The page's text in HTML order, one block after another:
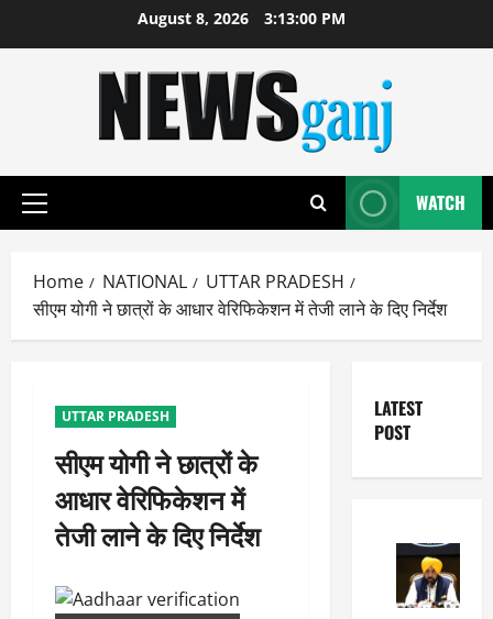
August 8, 2026 3:13:01 PM
Primary
WATCH
Home NATIONAL
UTTAR PRADESH
सीएम योगी ने छात्रों के आधार वेरिफिकेशन में तेजी लाने के दिए निर्देश
UTTAR PRADESH
सीएम योगी ने छात्रों के
आधार वेरिफिकेशन में
तेजी लाने के दिए निर्देश
LATEST
POST